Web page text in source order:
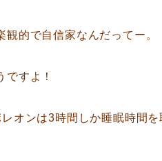
的で自信家なんだってー。
すよ！
オンは3時間しか睡眠時間